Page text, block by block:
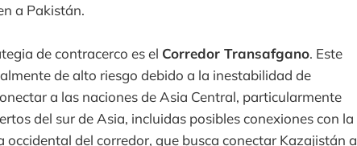
a Pakistán.
de contracerco es el Corredor Transafgano. Este
de alto riesgo debido a la inestabilidad de
a las naciones de Asia Central, particularmente
del sur de Asia, incluidas posibles conexiones con la
occidental del corredor, que busca conectar Kazajistán a